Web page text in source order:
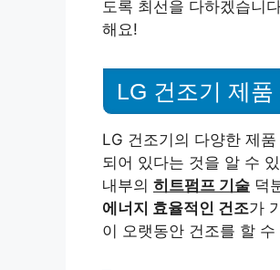
도록 최선을 다하겠습니
해요!
LG 건조기 제
LG 건조기의 다양한 제
되어 있다는 것을 알 수
내부의 히트펌프 기술 덕
에너지 효율적인 건조가
이 오랫동안 건조를 할